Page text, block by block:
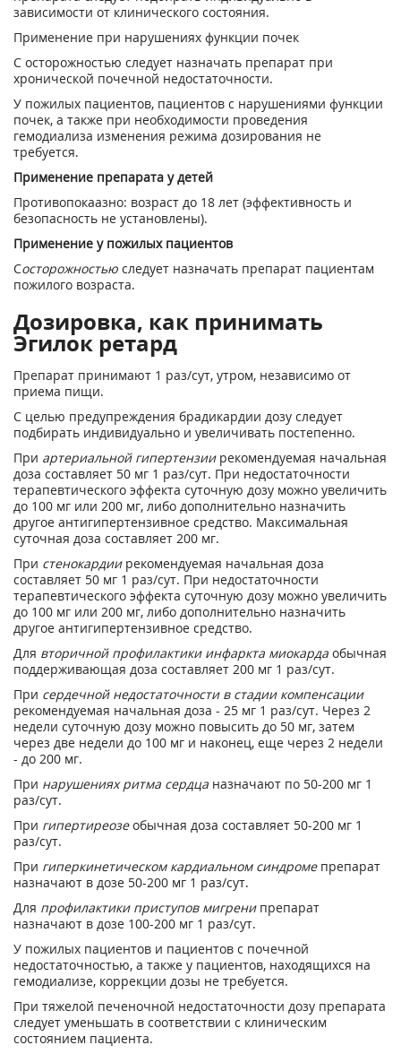
зависимости от клинического состояния.
Применение при нарушениях функции почек
С осторожностью следует назначать препарат при
хронической почечной недостаточности.
У пожилых пациентов, пациентов с нарушениями функции
почек, а также при необходимости проведения
гемодиализа изменения режима дозирования не
требуется.
Применение препарата у детей
Противопокаазно: возраст до 18 лет (эффективность и
безопасность не установлены).
Применение у пожилых пациентов
Состорожностью следует назначать препарат пациентам
пожилого возраста.
Дозировка, как принимать
Эгилок ретард
Препарат принимают 1 раз/сут, утром, независимо от
приема пищи.
С целью предупреждения брадикардии дозу следует
подбирать индивидуально и увеличивать постепенно.
При артериальной гипертензии рекомендуемая начальная
доза составляет 50 мг 1 раз/сут. При недостаточности
терапевтического эффекта суточную дозу можно увеличить
до 100 мг или 200 мг, либо дополнительно назначить
другое антигипертензивное средство. Максимальная
суточная доза составляет 200 мг.
При стенокардии рекомендуемая начальная доза
составляет 50 мг 1 раз/сут. При недостаточности
терапевтического эффекта суточную дозу можно увеличить
до 100 мг или 200 мг, либо дополнительно назначить
другое антигипертензивное средство.
Для вторичной профилактики инфаркта миокарда обычная
поддерживающая доза составляет 200 мг 1 раз/сут.
При сердечной недостаточности в стадии компенсации
рекомендуемая начальная доза - 25 мг 1 раз/сут. Через 2
недели суточную дозу можно повысить до 50 мг, затем
через две недели до 100 мг и наконец, еще через 2 недели
- до 200 мг.
При нарушениях ритма сердца назначают по 50-200 мг 1
раз/сут.
При гипертиреозеобычная доза составляет 50-200 мг 1
раз/сут.
При гиперкинетическом кардиальном синдромепрепарат
назначают в дозе 50-200 мг 1 раз/сут.
Для профилактики приступов мигренипрепарат
назначают в дозе 100-200 мг 1 раз/сут.
У пожилых пациентов и пациентов с почечной
недостаточностью, а также у пациентов, находящихся на
гемодиализе, коррекции дозы не требуется.
При тяжелой печеночной недостаточности дозу препарата
следует уменьшать в соответствии с клиническим
состоянием пациента.